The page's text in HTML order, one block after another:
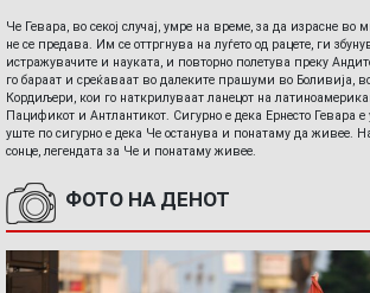
Че Гевара, во секој случај, умре на време, за да израсне во
не се предава. Им се оттргнува на луѓето од рацете, ги
истражувачите и науката, и повторно полетува преку
го бараат и среќаваат во далеките прашуми во Боливија,
Кордиљери, кои го наткрилуваат ланецот на
Пацификот и Антлантикот. Сигурно е дека Ернесто Гевара
уште по сигурно е дека Че останува и понатаму да живее.
сонце, легендата за Че и понатаму живее.
ФОТО НА ДЕНОТ